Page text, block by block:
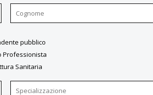
pubblico
Professionista
Sanitaria